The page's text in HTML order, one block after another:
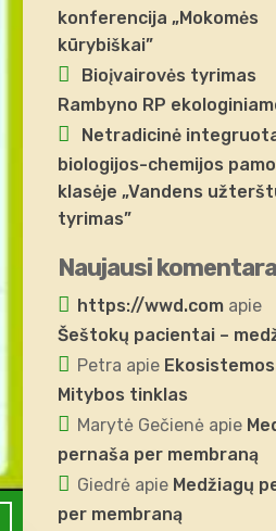
konferencija „Mokomės
kūrybiškai”
Bioįvairovės tyrimas
Rambyno RP
Netradicinė
biologijos-chemijos
klasėje „Vandens
tyrimas”
Naujausi
https://wwd.com apie
Šeštokų pacientai –
Petra apie
Mitybos tinklas
Marytė Gečienė apie
pernaša per membraną
Giedrė apie Medžiagų
per membraną